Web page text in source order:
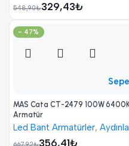
548,90₺329,43₺
- 47%
MAS Cata CT-2479 100W
Armatür
Led Bant Armatürler,
356,41₺